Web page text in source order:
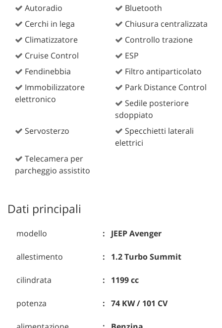
Autoradio
Bluetooth
Cerchi in lega
Chiusura centralizzata
Climatizzatore
Controllo trazione
Cruise Control
ESP
Fendinebbia
Filtro antiparticolato
Immobilizzatore
elettronico
Park Distance Control
Sedile posteriore
sdoppiato
Servosterzo
Specchietti laterali
elettrici
Telecamera per
parcheggio assistito
Dati principali
modello JEEP Avenger
allestimento 1.2 Turbo Summit
cilindrata 1199 cc
potenza 74 KW / 101 CV